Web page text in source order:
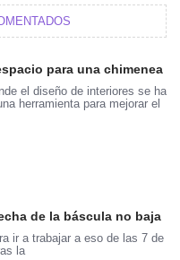
para una chimenea
el diseño de interiores se ha
herramienta para mejorar el
de la báscula no baja
ir a trabajar a eso de las 7 de
la